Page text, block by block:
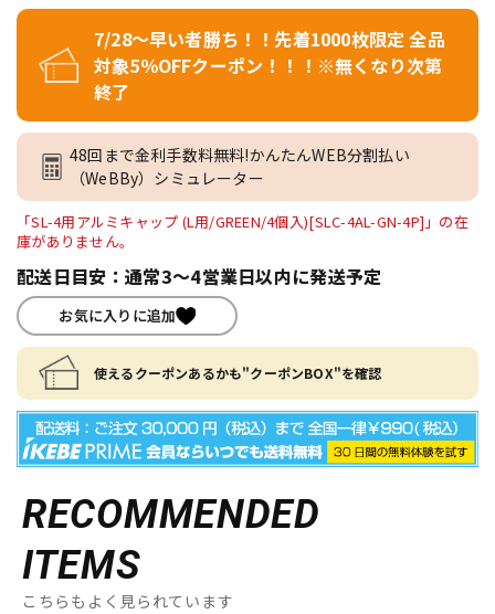
7/28～早い者勝ち！！先着1000枚限定 全品
対象5％OFFクーポン！！！※無くなり次第
終了
48回まで金利手数料無料!かんたんWEB分割払い
（WeBBy）シミュレーター
「SL-4用アルミキャップ (L用/GREEN/4個入)[SLC-4AL-GN-4P]」の在
庫がありません。
配送日目安：通常3～4営業日以内に発送予定
お気に入りに追加
使えるクーポンあるかも"クーポンBOX"を確認
RECOMMENDED
ITEMS
こちらもよく見られています